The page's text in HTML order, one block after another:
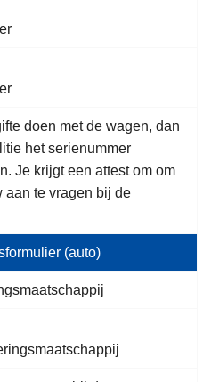
doen met de wagen, dan
het serienummer
Je krijgt een attest om om
aan te vragen bij de
(auto)